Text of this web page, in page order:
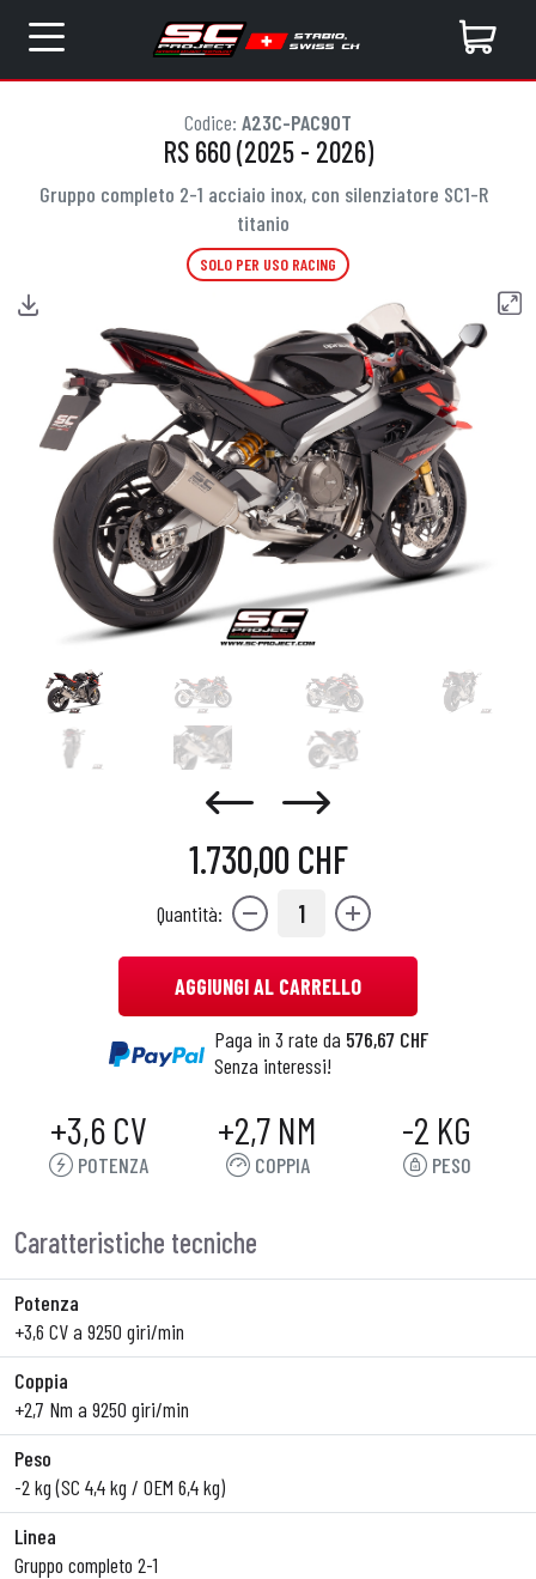
Codice: A23C-PAC90T
RS 660 (2025 - 2026)
Gruppo completo 2-1 acciaio inox, con silenziatore SC1-R
titanio
SOLO PER USO RACING
1.730,00 CHF
Quantità: 1
AGGIUNGI AL CARRELLO
Paga in 3 rate da 576,67 CHF
Senza interessi!
+3,6 CV
POTENZA
+2,7 NM
COPPIA
-2 KG
PESO
Caratteristiche tecniche
Potenza
+3,6 CV a 9250 giri/min
Coppia
+2,7 Nm a 9250 giri/min
Peso
-2 kg (SC 4,4 kg / OEM 6,4 kg)
Linea
Gruppo completo 2-1